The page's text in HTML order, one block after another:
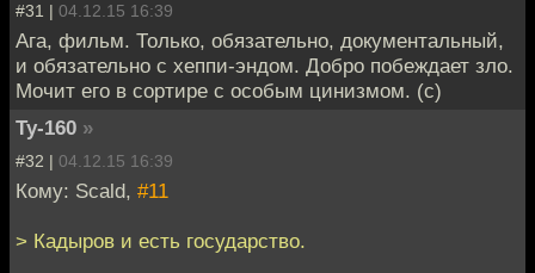
#31 | 04.12.15 16:39
Ага, фильм. Только, обязательно, документальный,
и обязательно с хеппи-эндом. Добро побеждает зло.
Мочит его в сортире с особым цинизмом. (с)
Ту-160 »
#32 | 04.12.15 16:39
Кому: Scald, #11
> Кадыров и есть государство.